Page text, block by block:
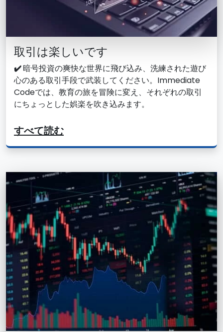
取引は楽しいです
✔️暗号投資の爽快な世界に飛び込み、洗練された遊び
心のある取引手段で武装してください。Immediate
Codeでは、教育の旅を冒険に変え、それぞれの取引
にちょっとした娯楽を吹き込みます。
すべて読む